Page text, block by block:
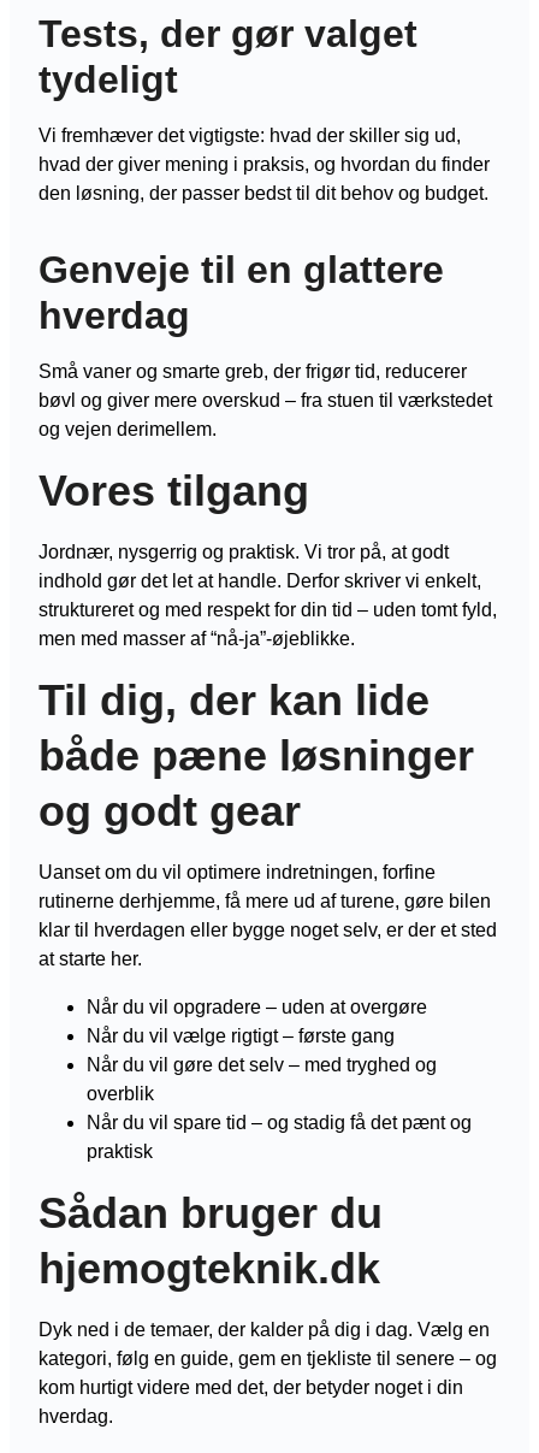
Tests, der gør valget
tydeligt
Vi fremhæver det vigtigste: hvad der skiller sig ud,
hvad der giver mening i praksis, og hvordan du finder
den løsning, der passer bedst til dit behov og budget.
Genveje til en glattere
hverdag
Små vaner og smarte greb, der frigør tid, reducerer
bøvl og giver mere overskud – fra stuen til værkstedet
og vejen derimellem.
Vores tilgang
Jordnær, nysgerrig og praktisk. Vi tror på, at godt
indhold gør det let at handle. Derfor skriver vi enkelt,
struktureret og med respekt for din tid – uden tomt fyld,
men med masser af “nå-ja”-øjeblikke.
Til dig, der kan lide
både pæne løsninger
og godt gear
Uanset om du vil optimere indretningen, forfine
rutinerne derhjemme, få mere ud af turene, gøre bilen
klar til hverdagen eller bygge noget selv, er der et sted
at starte her.
Når du vil opgradere – uden at overgøre
Når du vil vælge rigtigt – første gang
Når du vil gøre det selv – med tryghed og
overblik
Når du vil spare tid – og stadig få det pænt og
praktisk
Sådan bruger du
hjemogteknik.dk
Dyk ned i de temaer, der kalder på dig i dag. Vælg en
kategori, følg en guide, gem en tjekliste til senere – og
kom hurtigt videre med det, der betyder noget i din
hverdag.